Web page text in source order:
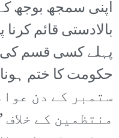
اپنی سمجھ بوجھ
بالادستی قائم
ستمبر کے دن
منتظمین کے خلاف